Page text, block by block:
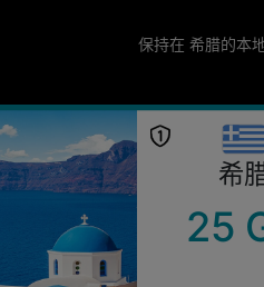
保持在 希腊的本
希
25